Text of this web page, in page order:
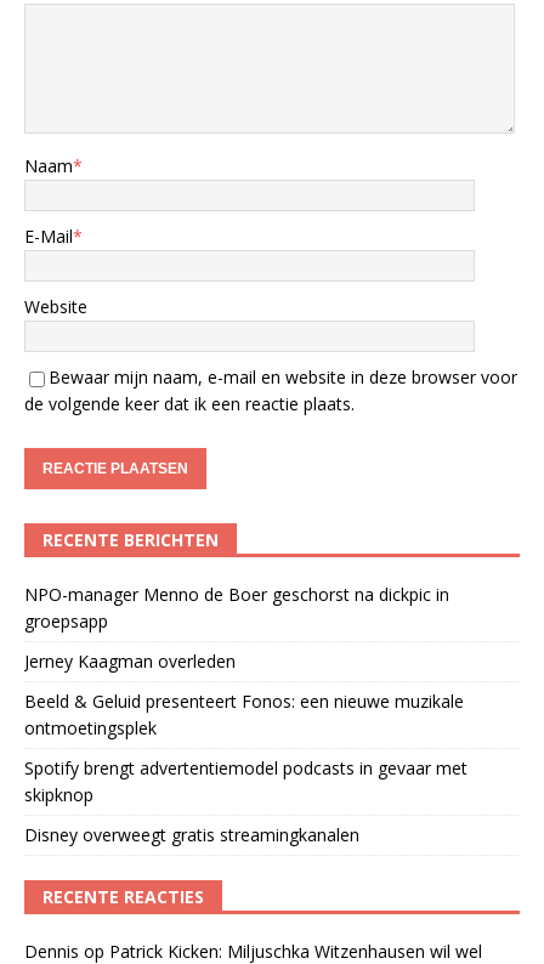
Naam*
E-Mail*
Website
Bewaar mijn naam, e-mail en website in deze browser voor
de volgende keer dat ik een reactie plaats.
RECENTE BERICHTEN
NPO-manager Menno de Boer geschorst na dickpic in
groepsapp
Jerney Kaagman overleden
Beeld & Geluid presenteert Fonos: een nieuwe muzikale
ontmoetingsplek
Spotify brengt advertentiemodel podcasts in gevaar met
skipknop
Disney overweegt gratis streamingkanalen
RECENTE REACTIES
Dennis op Patrick Kicken: Miljuschka Witzenhausen wil wel